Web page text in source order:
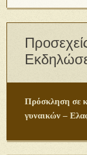
Πρόσκληση σε
γυναικών –